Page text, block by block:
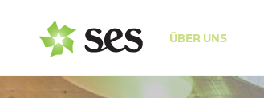
ÜBER UNS